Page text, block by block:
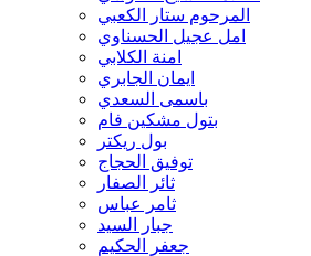
د عباس عبود عباس
د عبد الرحيم المراشدة
د عبد الرزاق العيسى
د عبد الرضا علي
د عكاب الركابي
د علاء الاعرجي
د علاء الجوادي
د علي الشكري
د علي العطار
د علي المعموري وباحثين
د فاضل الهلالي
د فراس البياتي
المرحوم ستار الكعبي
امل عجيل الحسناوي
امنة الكلابي
ايمان الجابري
باسمى السعدي
بتول مشكين فام
بول ريكتر
توفيق الحجاج
ثائر الصفار
ثامر عباس
جبار السيد
جعفر الحكيم